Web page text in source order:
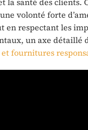
volonté forte
en respectant les
un axe détaillé
fournitures